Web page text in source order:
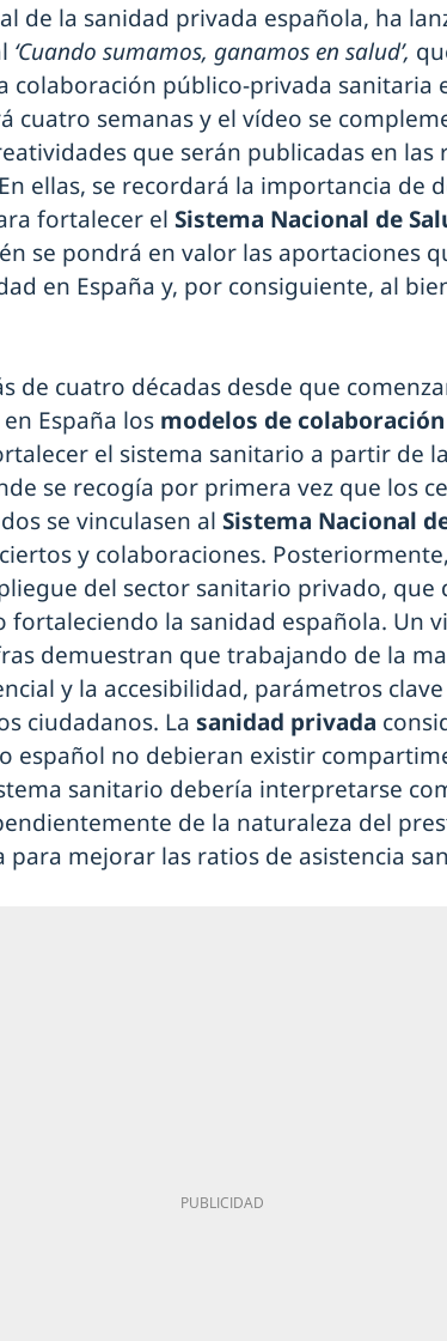
de la sanidad privada española, ha
‘Cuando sumamos, ganamos en salud’,
colaboración público-privada sanitaria
cuatro semanas y el vídeo se
que serán publicadas en las
ellas, se recordará la importancia de
fortalecer el Sistema Nacional de
se pondrá en valor las aportaciones
en España y, por consiguiente, al
de cuatro décadas desde que
España los modelos de
el sistema sanitario a partir de
se recogía por primera vez que los
se vinculasen al Sistema Nacional
y colaboraciones.
del sector sanitario privado, que
fortaleciendo la sanidad española. Un
demuestran que trabajando de la
y la accesibilidad, parámetros
ciudadanos. La sanidad privada
español no debieran existir
sanitario debería interpretarse
de la naturaleza del
para mejorar las ratios de asistencia